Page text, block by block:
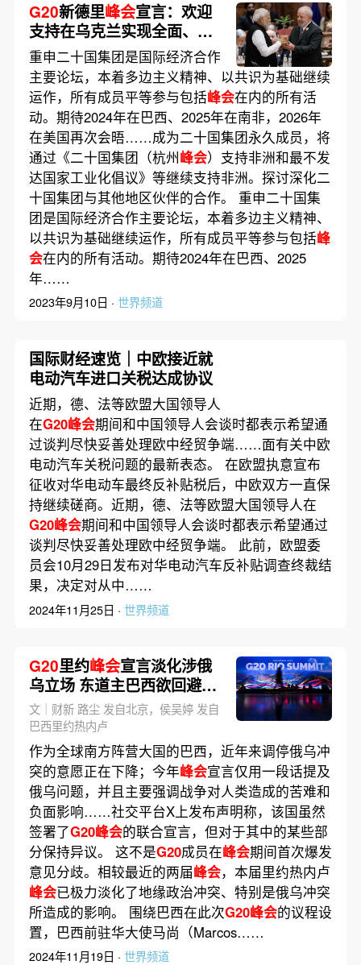
G20新德里峰会宣言：欢迎
支持在乌克兰实现全面、公
正和持久和平的倡议
重申二十国集团是国际经济合作
主要论坛，本着多边主义精神、以共识为基础继续
运作，所有成员平等参与包括峰会在内的所有活
动。期待2024年在巴西、2025年在南非，2026年
在美国再次会晤……成为二十国集团永久成员，将
通过《二十国集团（杭州峰会）支持非洲和最不发
达国家工业化倡议》等继续支持非洲。探讨深化二
十国集团与其他地区伙伴的合作。 重申二十国集
团是国际经济合作主要论坛，本着多边主义精神、
以共识为基础继续运作，所有成员平等参与包括峰
会在内的所有活动。期待2024年在巴西、2025
年……
2023年9月10日 · 世界频道
国际财经速览｜中欧接近就
电动汽车进口关税达成协议
近期，德、法等欧盟大国领导人
在G20峰会期间和中国领导人会谈时都表示希望通
过谈判尽快妥善处理欧中经贸争端……面有关中欧
电动汽车关税问题的最新表态。 在欧盟执意宣布
征收对华电动车最终反补贴税后，中欧双方一直保
持继续磋商。近期，德、法等欧盟大国领导人在
G20峰会期间和中国领导人会谈时都表示希望通过
谈判尽快妥善处理欧中经贸争端。 此前，欧盟委
员会10月29日发布对华电动汽车反补贴调查终裁结
果，决定对从中……
2024年11月25日 · 世界频道
G20里约峰会宣言淡化涉俄
乌立场 东道主巴西欲回避地
缘政治分歧
文｜财新 路尘 发自北京，侯吴婷 发自
巴西里约热内卢
作为全球南方阵营大国的巴西，近年来调停俄乌冲
突的意愿正在下降；今年峰会宣言仅用一段话提及
俄乌问题，并且主要强调战争对人类造成的苦难和
负面影响……社交平台X上发布声明称，该国虽然
签署了G20峰会的联合宣言，但对于其中的某些部
分保持异议。 这不是G20成员在峰会期间首次爆发
意见分歧。相较最近的两届峰会，本届里约热内卢
峰会已极力淡化了地缘政治冲突、特别是俄乌冲突
所造成的影响。 围绕巴西在此次G20峰会的议程设
置，巴西前驻华大使马尚（Marcos……
2024年11月19日 · 世界频道